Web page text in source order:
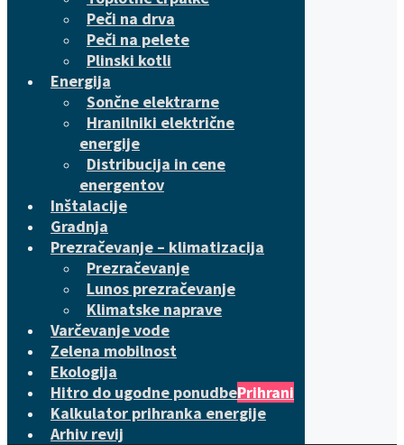
Peči na drva
Peči na pelete
Plinski kotli
Energija
Sončne elektrarne
Hranilniki električne
energije
Distribucija in cene
energentov
Inštalacije
Gradnja
Prezračevanje – klimatizacija
Prezračevanje
Lunos prezračevanje
Klimatske naprave
Varčevanje vode
Zelena mobilnost
Ekologija
Hitro do ugodne ponudbePrihrani
Kalkulator prihranka energije
Arhiv revij